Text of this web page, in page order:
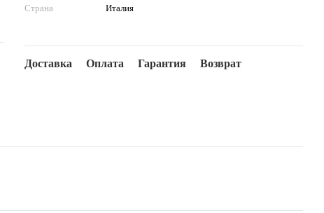
Страна
Италия
Доставка Оплата Гарантия Возврат